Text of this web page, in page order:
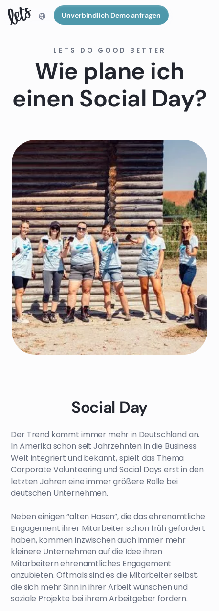
Unverbindlich Demo anfragen
LETS DO GOOD BETTER
Wie plane ich
einen Social Day?
Social Day
Der Trend kommt immer mehr in Deutschland an.
In Amerika schon seit Jahrzehnten in die Business
Welt integriert und bekannt, spielt das Thema
Corporate Volunteering und Social Days erst in den
letzten Jahren eine immer größere Rolle bei
deutschen Unternehmen.
Neben einigen “alten Hasen”, die das ehrenamtliche
Engagement ihrer Mitarbeiter schon früh gefordert
haben, kommen inzwischen auch immer mehr
kleinere Unternehmen auf die Idee ihren
Mitarbeitern ehrenamtliches Engagement
anzubieten. Oftmals sind es die Mitarbeiter selbst,
die sich mehr Sinn in ihrer Arbeit wünschen und
soziale Projekte bei ihrem Arbeitgeber fordern.